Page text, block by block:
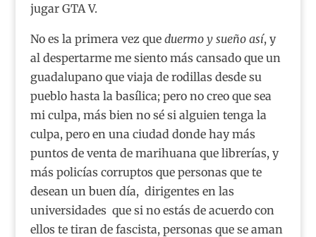
jugar GTA V.
No es la primera vez que duermo y sueño así, y
al despertarme me siento más cansado que un
guadalupano que viaja de rodillas desde su
pueblo hasta la basílica; pero no creo que sea
mi culpa, más bien no sé si alguien tenga la
culpa, pero en una ciudad donde hay más
puntos de venta de marihuana que librerías, y
más policías corruptos que personas que te
desean un buen día, dirigentes en las
universidades que si no estás de acuerdo con
ellos te tiran de fascista, personas que se aman